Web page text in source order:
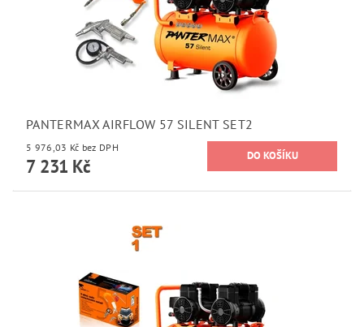
PANTERMAX AIRFLOW 57 SILENT SET2
5 976,03 Kč bez DPH
7 231 Kč